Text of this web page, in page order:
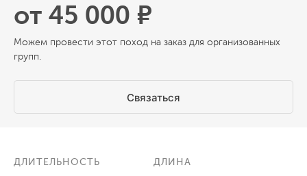
от 45 000 ₽
Можем провести этот поход на заказ для организованных
групп.
Связаться
ДЛИТЕЛЬНОСТЬ ДЛИНА